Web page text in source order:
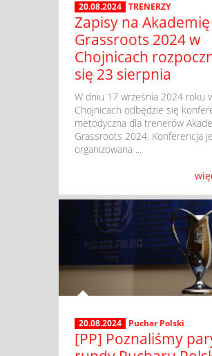
20.08.2024 TRENERZY
Zapisy na Akademię
Grassroots 2024 w
Chojnicach
się 23 sierpnia
W dniu 17 września 2024 roku
Chojnicach odbędzie się
metodyczna dla trenerów
Grassroots 2024. Konferencja
organizowana ...
20.08.2024 Puchar Polski
[PP] Poznaliśmy